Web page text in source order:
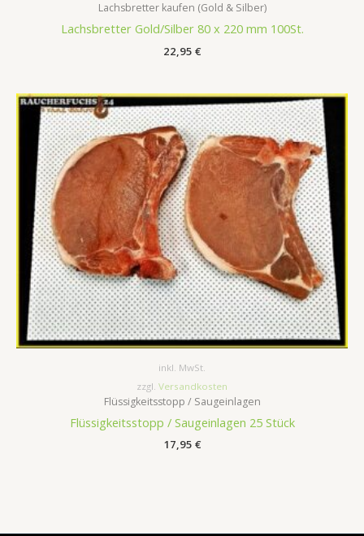
Lachsbretter kaufen (Gold & Silber)
Lachsbretter Gold/Silber 80 x 220 mm 100St.
22,95 €
inkl. MwSt.
zzgl. Versandkosten
Flüssigkeitsstopp / Saugeinlagen
Flüssigkeitsstopp / Saugeinlagen 25 Stück
17,95 €